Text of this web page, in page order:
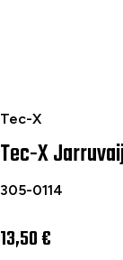
Tec-X
Tec-X Jarruvaijeri,
Tec-X
305-0114
13,50 €